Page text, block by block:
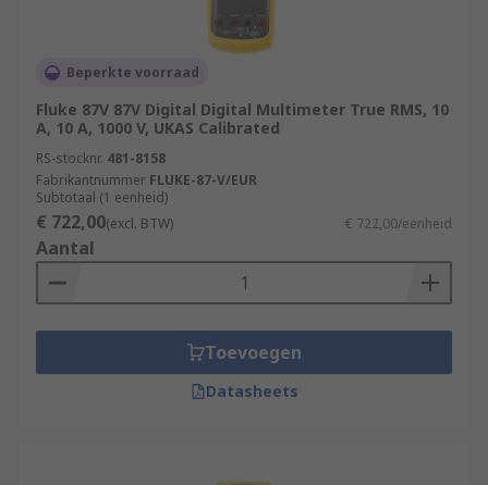
Beperkte voorraad
Fluke 87V 87V Digital Digital Multimeter True RMS, 10
A, 10 A, 1000 V, UKAS Calibrated
RS-stocknr. 481-8158
Fabrikantnummer FLUKE-87-V/EUR
Subtotaal (1 eenheid)
€ 722,00(excl. BTW) € 722,00/eenheid
Aantal
Toevoegen
Datasheets